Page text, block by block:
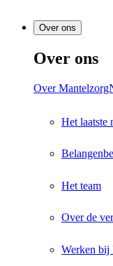
Over ons
Over ons
Over
Het laatste
Het team
Over de
Werken bij